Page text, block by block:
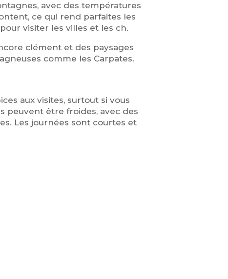
avec des températures
ce qui rend parfaites les
visiter les villes et les ch.
clément et des paysages
comme les Carpates.
aux visites, surtout si vous
peuvent être froides, avec des
Les journées sont courtes et